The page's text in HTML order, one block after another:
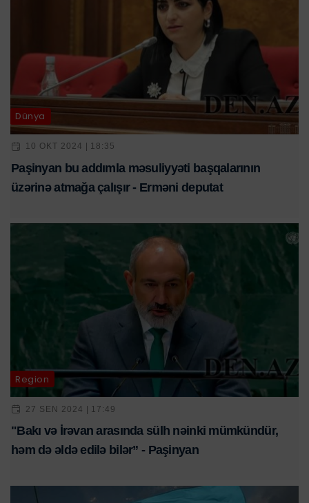
Dünya
10 OKT 2024 | 18:35
Paşinyan bu addımla məsuliyyəti başqalarının
üzərinə atmağa çalışır - Erməni deputat
Region
27 SEN 2024 | 17:49
"Bakı və İrəvan arasında sülh nəinki mümkündür,
həm də əldə edilə bilər” - Paşinyan